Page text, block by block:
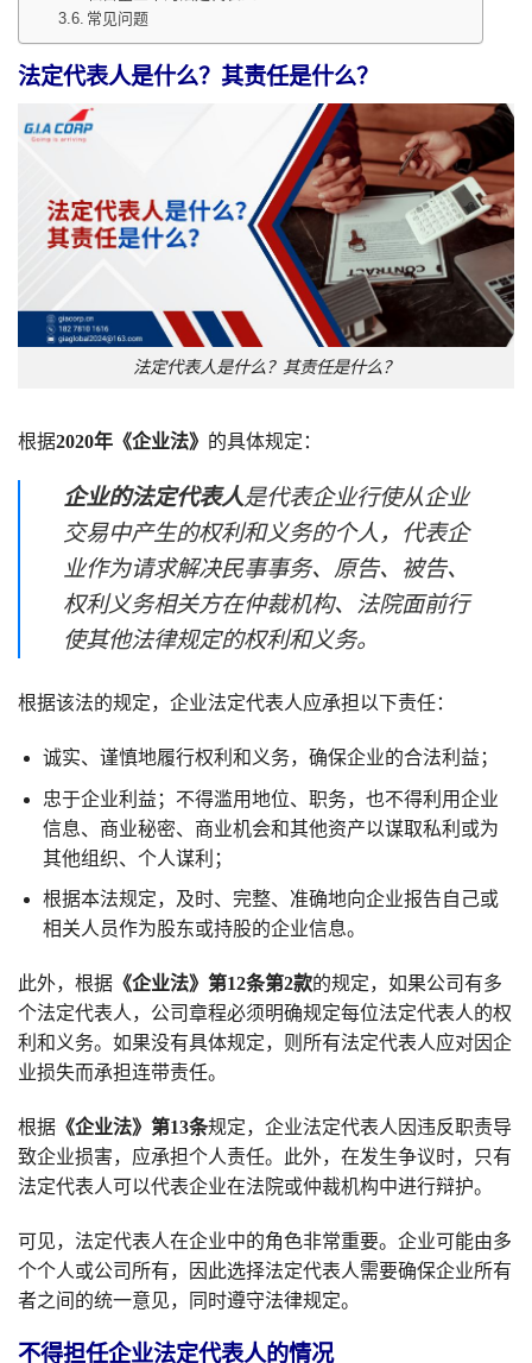
常见问题
法定代表人是什么？其责任是什么？
法定代表人是什么？其责任是什么？
根据2020年《企业法》 的具体规定：
企业的法定代表人是代表企业行使从企业
交易中产生的权利和义务的个人，代表企
业作为请求解决民事事务、原告、被告、
权利义务相关方在仲裁机构、法院面前行
使其他法律规定的权利和义务。
根据该法的规定，企业法定代表人应承担以下责任：
诚实、谨慎地履行权利和义务，确保企业的合法利益；
忠于企业利益；不得滥用地位、职务，也不得利用企业
信息、商业秘密、商业机会和其他资产以谋取私利或为
其他组织、个人谋利；
根据本法规定，及时、完整、准确地向企业报告自己或
相关人员作为股东或持股的企业信息。
此外，根据 《企业法》第12条第2款的规定，如果公司有多
个法定代表人，公司章程必须明确规定每位法定代表人的权
利和义务。如果没有具体规定，则所有法定代表人应对因企
业损失而承担连带责任。
根据 《企业法》第13条规定，企业法定代表人因违反职责导
致企业损害，应承担个人责任。此外，在发生争议时，只有
法定代表人可以代表企业在法院或仲裁机构中进行辩护。
可见，法定代表人在企业中的角色非常重要。企业可能由多
个个人或公司所有，因此选择法定代表人需要确保企业所有
者之间的统一意见，同时遵守法律规定。
不得担任企业法定代表人的情况